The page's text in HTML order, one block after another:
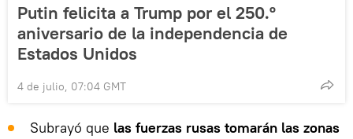
Putin felicita a Trump por el 250.º
aniversario de la independencia de
Estados Unidos
4 de julio, 07:04 GMT
Subrayó que las fuerzas rusas tomarán las zonas